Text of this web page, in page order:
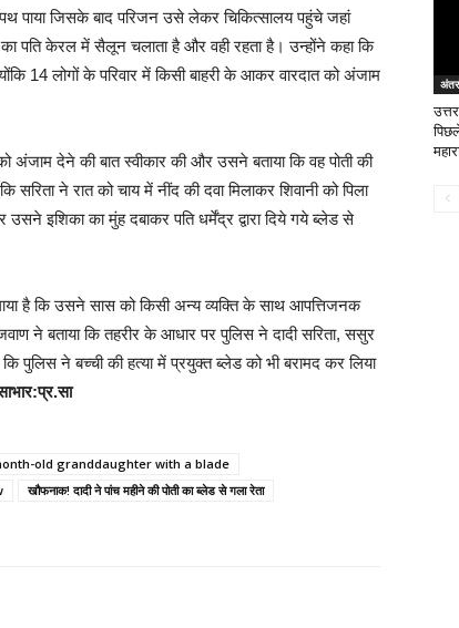
पाया जिसके बाद परिजन उसे लेकर चिकित्सालय पहुंचे जहां
पति केरल में सैलून चलाता है और वही रहता है। उन्होंने कहा कि
14 लोगों के परिवार में किसी बाहरी के आकर वारदात को अंजाम
अंजाम देने की बात स्वीकार की और उसने बताया कि वह पोती की
ने रात को चाय में नींद की दवा मिलाकर शिवानी को पिला
इशिका का मुंह दबाकर पति धर्मेंद्र द्वारा दिये गये ब्लेड से
है कि उसने सास को किसी अन्य व्यक्ति के साथ आपत्तिजनक
ने बताया कि तहरीर के आधार पर पुलिस ने दादी सरिता, ससुर
पुलिस ने बच्ची की हत्या में प्रयुक्त ब्लेड को भी बरामद कर लिया
old granddaughter with a blade
खौफनाक! दादी ने पांच महीने की पोती का ब्लेड से गला रेता